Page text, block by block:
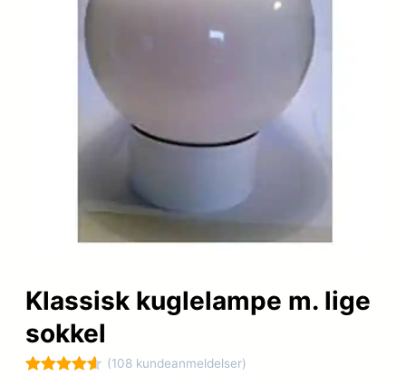
Klassisk kuglelampe m. lige
sokkel
(108 kundeanmeldelser)